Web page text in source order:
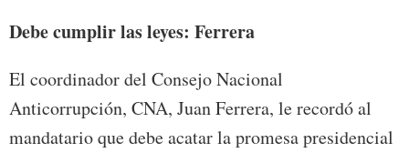
Debe cumplir las leyes: Ferrera
El coordinador del Consejo Nacional
Anticorrupción, CNA, Juan Ferrera, le recordó al
mandatario que debe acatar la promesa presidencial